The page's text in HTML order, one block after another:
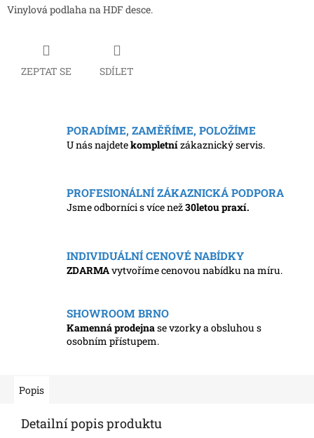
Vinylová podlaha na HDF desce.
ZEPTAT SE SDÍLET
PORADÍME, ZAMĚŘÍME, POLOŽÍME
U nás najdetekompletnízákaznický servis.
PROFESIONÁLNÍ ZÁKAZNICKÁ PODPORA
Jsme odborníci s více než30letou praxí.
INDIVIDUÁLNÍ CENOVÉ NABÍDKY
ZDARMAvytvoříme cenovou nabídku na míru.
SHOWROOM BRNO
Kamenná prodejnase vzorky a obsluhou s
osobním přístupem.
Popis
Detailní popis produktu